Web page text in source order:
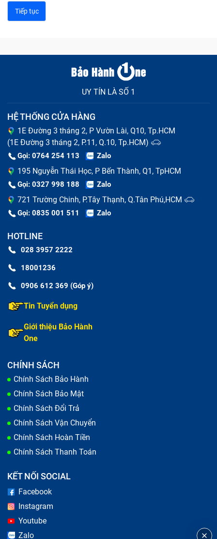
UY TÍN LÀ SỐ 1
HỆ THỐNG CỬA HÀNG
1E Đường 3 tháng 2, P Vườn Lài, Q10, Tp.HCM
(1E Đường 3 tháng 2, P.11, Q.10, Tp.HCM)
Gọi: 0764 254 113 Zalo
195 Nguyễn Thái Học, P Bến Thành, Q1, TpHCM
Gọi: 0327 998 188 Zalo
721 Trường Chinh, P.Tây Thạnh, Q.Tân Phú,HCM
Gọi: 0835 001 511 Zalo
HOTLINE
028 3957 2222
18001236
0906 612 369 (Góp ý)
Tin Tuyển dụng
Giới thiệu Bảo Hành
One
CHÍNH SÁCH
Chính Sách Bảo Hành
Chính Sách Bảo Mật
Chính Sách Đổi Trả
Chính Sách Vận Chuyển
Chính Sách Hoàn Tiền
Chính Sách Thanh Toán
KẾT NỐI SOCIAL
Facebook
Instagram
Youtube
Zalo